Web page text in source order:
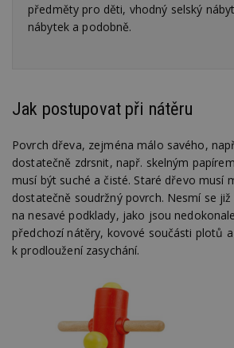
předměty pro děti, vhodný selský
nábytek a podobně.
Jak postupovat při nátěru
Povrch dřeva, zejména málo savého,
dostatečně zdrsnit, např. skelným
musí být suché a čisté. Staré dřevo musí
dostatečně soudržný povrch. Nesmí se
na nesavé podklady, jako jsou
předchozí nátěry, kovové součásti plotů
k prodloužení zasychání.